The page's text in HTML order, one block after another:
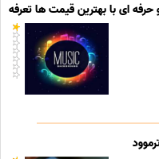
ای با بهترین قیمت ها تعرفه